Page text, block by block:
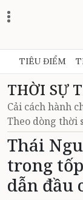
TIÊU ĐIỂM
THỜI SỰ
Cải cách hành
Theo dòng thời
Thái
trong
dẫn đầu